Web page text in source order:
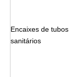
Encaixes de tubos
sanitários